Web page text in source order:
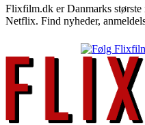
Flixfilm.dk er Danmarks største
Netflix. Find nyheder,